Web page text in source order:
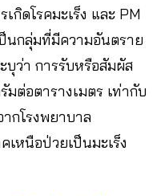
กิดโรคมะเร็ง และ PM
ป็นกลุ่มที่มีความอันตราย
ว่า การรับหรือสัมผัส
มต่อตารางเมตร เท่ากับ
กโรงพยาบาล
หนือป่วยเป็นมะเร็ง